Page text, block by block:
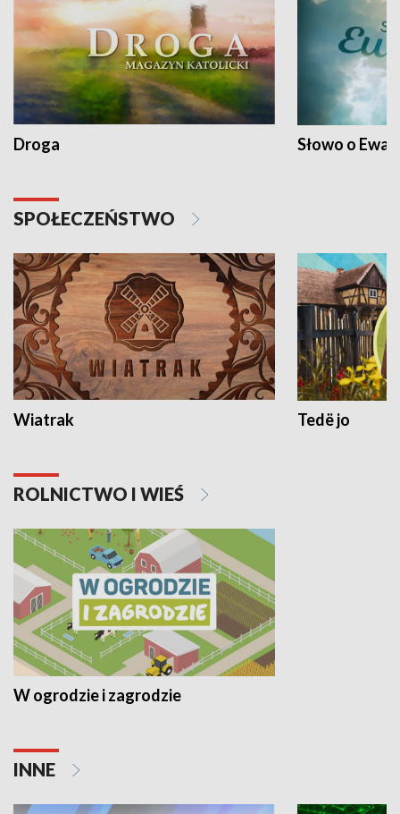
Droga Słowo o
SPOŁECZEŃSTWO
Wiatrak Tedë jo
ROLNICTWO I WIEŚ
W ogrodzie i zagrodzie
INNE